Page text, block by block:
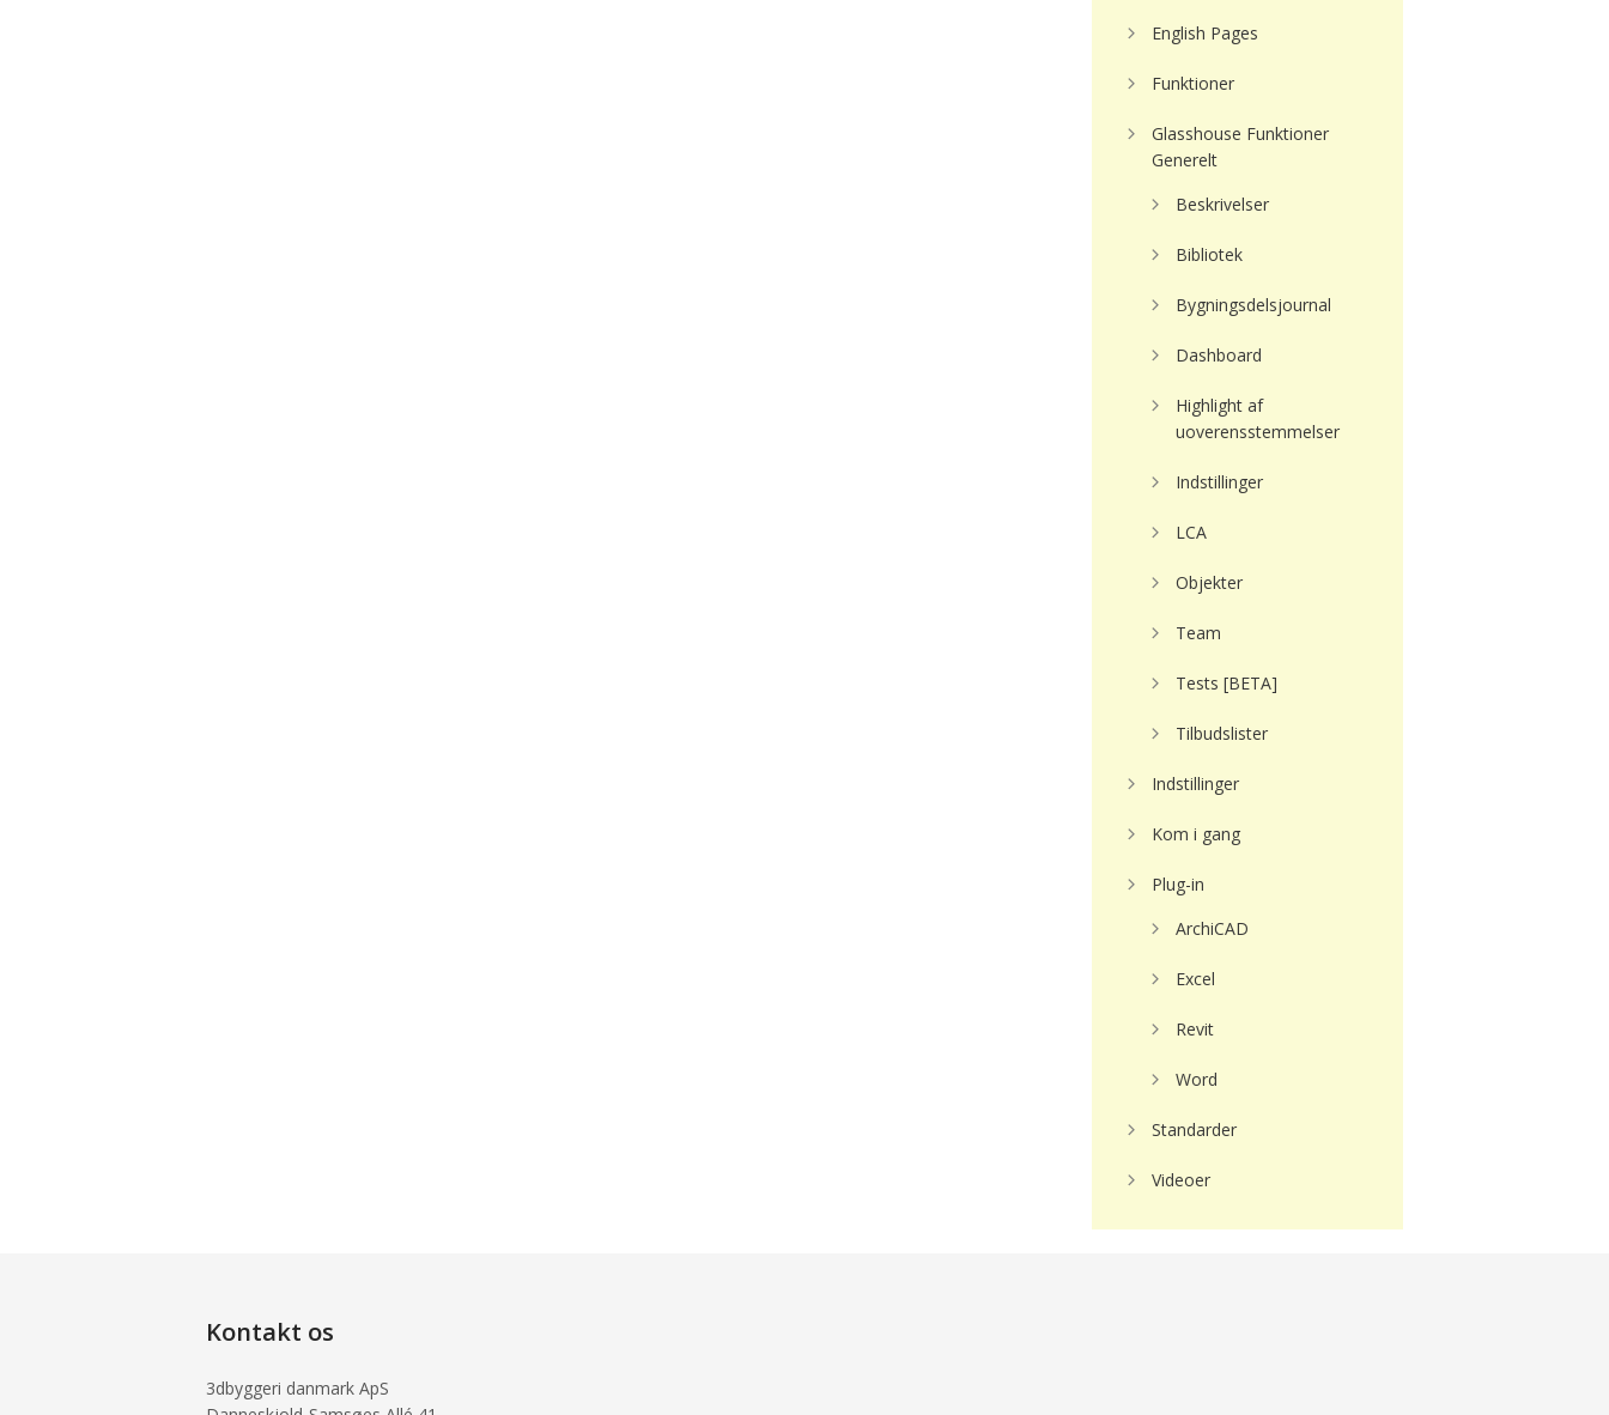
English Pages
Funktioner
Glasshouse Funktioner
Generelt
Beskrivelser
Bibliotek
Bygningsdelsjournal
Dashboard
Highlight af
uoverensstemmelser
Indstillinger
LCA
Objekter
Team
Tests [BETA]
Tilbudslister
Indstillinger
Kom i gang
Plug-in
ArchiCAD
Excel
Revit
Word
Standarder
Videoer
Kontakt os
3dbyggeri danmark ApS